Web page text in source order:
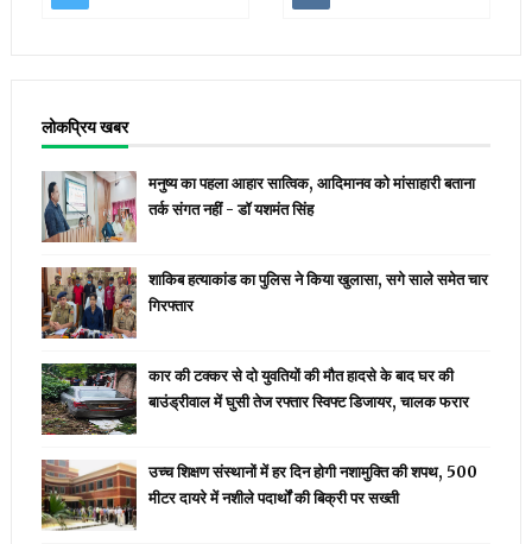
लोकप्रिय खबर
मनुष्य का पहला आहार सात्विक, आदिमानव को मांसाहारी बताना
तर्क संगत नहीं - डॉ यशमंत सिंह
शाकिब हत्याकांड का पुलिस ने किया खुलासा, सगे साले समेत चार
गिरफ्तार
कार की टक्कर से दो युवतियों की मौत हादसे के बाद घर की
बाउंड्रीवाल में घुसी तेज रफ्तार स्विफ्ट डिजायर, चालक फरार
उच्च शिक्षण संस्थानों में हर दिन होगी नशामुक्ति की शपथ, 500
मीटर दायरे में नशीले पदार्थों की बिक्री पर सख्ती